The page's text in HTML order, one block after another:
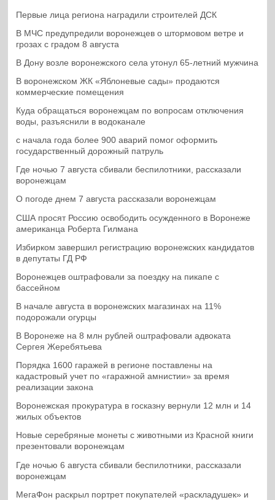
Первые лица региона наградили строителей ДСК
В МЧС предупредили воронежцев о штормовом ветре и
грозах с градом 8 августа
В Дону возле воронежского села утонул 65-летний мужчина
В воронежском ЖК «Яблоневые сады» продаются
коммерческие помещения
Куда обращаться воронежцам по вопросам отключения
воды, разъяснили в водоканале
с начала года более 900 аварий помог оформить
государственный дорожный патруль
Где ночью 7 августа сбивали беспилотники, рассказали
воронежцам
О погоде днем 7 августа рассказали воронежцам
США просят Россию освободить осужденного в Воронеже
американца Роберта Гилмана
Избирком завершил регистрацию воронежских кандидатов
в депутаты ГД РФ
Воронежцев оштрафовали за поездку на пикапе с
бассейном
В начале августа в воронежских магазинах на 11%
подорожали огурцы
В Воронеже на 8 млн рублей оштрафовали адвоката
Сергея Жеребятьева
Порядка 1600 гаражей в регионе поставлены на
кадастровый учет по «гаражной амнистии» за время
реализации закона
Воронежская прокуратура в госказну вернули 12 млн и 14
жилых объектов
Новые серебряные монеты с животными из Красной книги
презентовали воронежцам
Где ночью 6 августа сбивали беспилотники, рассказали
воронежцам
МегаФон раскрыл портрет покупателей «раскладушек» и